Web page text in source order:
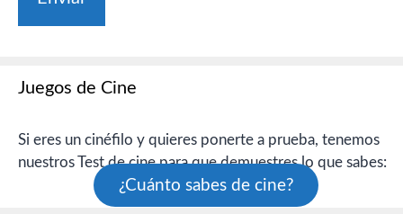
Juegos de Cine
Si eres un cinéfilo y quieres ponerte a prueba, tenemos
nuestros Test de cine para que demuestres lo que sabes:
¿Cuánto sabes de cine?